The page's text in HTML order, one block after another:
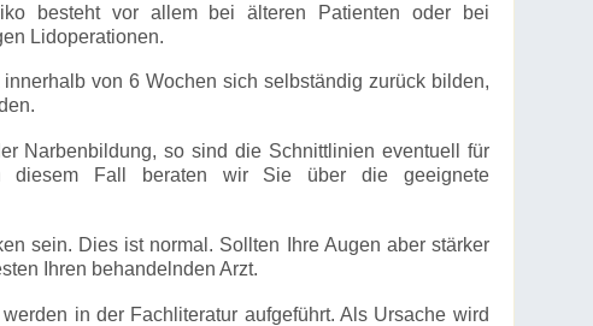
besteht vor allem bei älteren Patienten oder bei
Lidoperationen.
von 6 Wochen sich selbständig zurück bilden,
Narbenbildung, so sind die Schnittlinien eventuell für
diesem Fall beraten wir Sie über die geeignete
sein. Dies ist normal. Sollten Ihre Augen aber stärker
Ihren behandelnden Arzt.
in der Fachliteratur aufgeführt. Als Ursache wird